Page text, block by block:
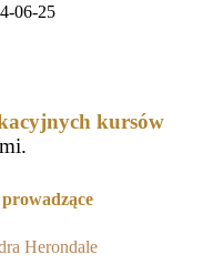
06-25
kursów
Herondale